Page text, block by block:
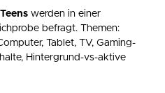
werden in einer
befragt. Themen:
Tablet, TV, Gaming-
Hintergrund-vs-aktive